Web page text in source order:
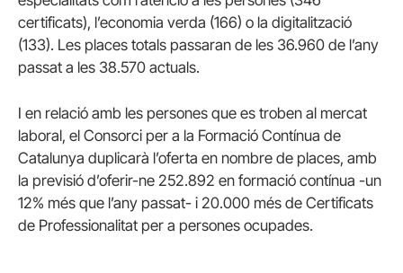
certificats), l’economia verda (166) o la digitalització
(133). Les places totals passaran de les 36.960 de l’any
passat a les 38.570 actuals.
I en relació amb les persones que es troben al mercat
laboral, el Consorci per a la Formació Contínua de
Catalunya duplicarà l’oferta en nombre de places, amb
la previsió d’oferir-ne 252.892 en formació contínua -un
12% més que l’any passat- i 20.000 més de Certificats
de Professionalitat per a persones ocupades.